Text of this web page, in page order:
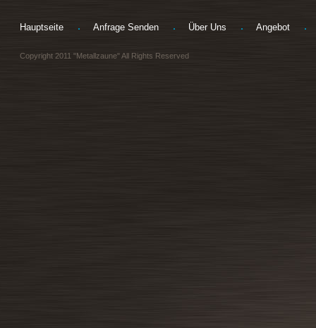
Hauptseite Anfrage Senden Über Uns Angebot
Copyright 2011 "Metallzaune" All Rights Reserved